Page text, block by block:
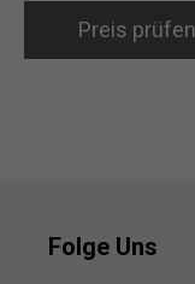
Preis prüfen
Folge Uns